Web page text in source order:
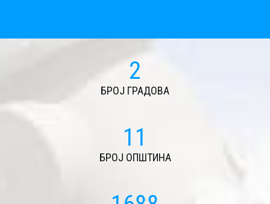
2
БРОЈ ГРАДОВА
11
БРОЈ ОПШТИНА